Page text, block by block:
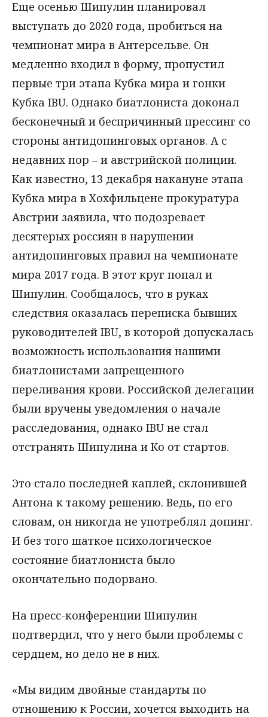
Еще осенью Шипулин планировал
выступать до 2020 года, пробиться на
чемпионат мира в Антерсельве. Он
медленно входил в форму, пропустил
первые три этапа Кубка мира и гонки
Кубка IBU. Однако биатлониста доконал
бесконечный и беспричинный прессинг со
стороны антидопинговых органов. А с
недавних пор – и австрийской полиции.
Как известно, 13 декабря накануне этапа
Кубка мира в Хохфильцене прокуратура
Австрии заявила, что подозревает
десятерых россиян в нарушении
антидопинговых правил на чемпионате
мира 2017 года. В этот круг попал и
Шипулин. Сообщалось, что в руках
следствия оказалась переписка бывших
руководителей IBU, в которой допускалась
возможность использования нашими
биатлонистами запрещенного
переливания крови. Российской делегации
были вручены уведомления о начале
расследования, однако IBU не стал
отстранять Шипулина и Ко от стартов.
Это стало последней каплей, склонившей
Антона к такому решению. Ведь, по его
словам, он никогда не употреблял допинг.
И без того шаткое психологическое
состояние биатлониста было
окончательно подорвано.
На пресс-конференции Шипулин
подтвердил, что у него были проблемы с
сердцем, но дело не в них.
«Мы видим двойные стандарты по
отношению к России, хочется выходить на